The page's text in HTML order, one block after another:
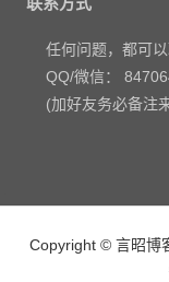
任何问题，都可
QQ/微信：
(加好友务必备注
Copyright © 言昭博